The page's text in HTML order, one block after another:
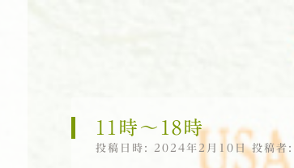
11時〜18時
投稿日時: 2024年2月10日投稿者: